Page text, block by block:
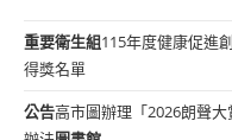
重要衛生組115年度健康促進
得獎名單
公告高市圖辦理「2026朗聲